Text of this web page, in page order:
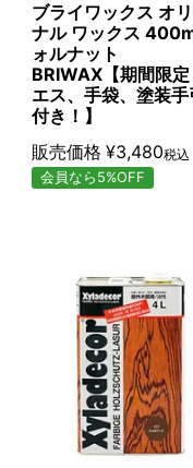
ブライワックス オ
ナル ワックス
ォルナット
BRIWAX【期間限定
エス、手袋、塗装手
付き！】
販売価格 ¥3,480税込
会員なら5%OFF